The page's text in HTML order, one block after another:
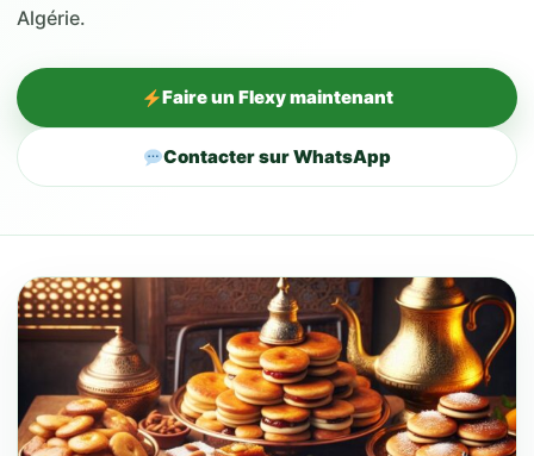
Algérie.
Faire un Flexy maintenant
Contacter sur WhatsApp